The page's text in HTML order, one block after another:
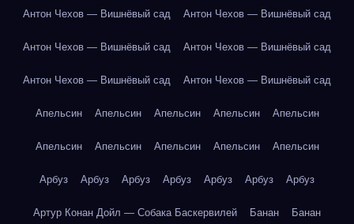
Антон Чехов — Вишнёвый сад Антон Чехов — Вишнёвый сад
Антон Чехов — Вишнёвый сад Антон Чехов — Вишнёвый сад
Антон Чехов — Вишнёвый сад Антон Чехов — Вишнёвый сад
Апельсин Апельсин Апельсин Апельсин Апельсин
Апельсин Апельсин Апельсин Апельсин Апельсин
Арбуз Арбуз Арбуз Арбуз Арбуз Арбуз Арбуз
Артур Конан Дойл — Собака Баскервилей Банан Банан